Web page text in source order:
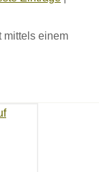
mittels einem